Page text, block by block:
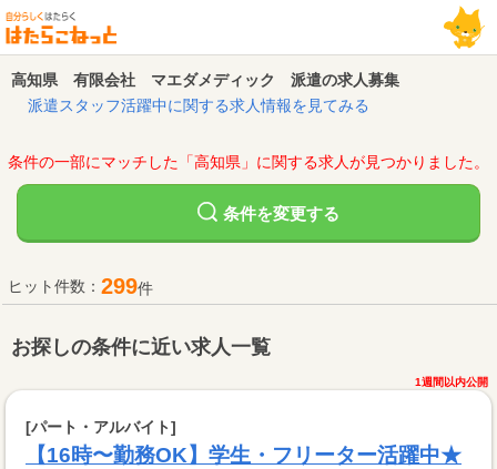
高知県 有限会社 マエダメディック 派遣の求人募集
派遣スタッフ活躍中に関する求人情報を見てみる
条件の一部にマッチした「高知県」に関する求人が見つかりました。
条件を変更する
ヒット件数： 299件
お探しの条件に近い求人一覧
1週間以内公開
[パート・アルバイト]
【16時〜勤務OK】学生・フリーター活躍中★